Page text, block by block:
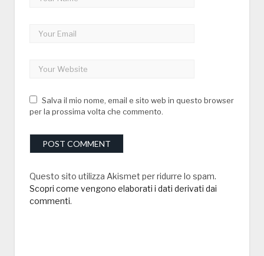
Salva il mio nome, email e sito web in questo browser
per la prossima volta che commento.
Questo sito utilizza Akismet per ridurre lo spam.
Scopri come vengono elaborati i dati derivati dai
commenti.